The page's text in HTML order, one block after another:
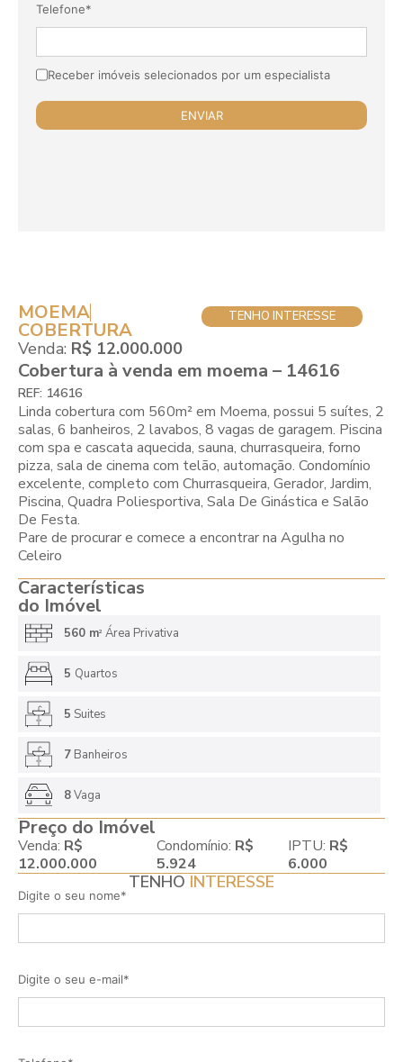
Telefone*
Receber imóveis selecionados por um especialista
MOEMA
COBERTURA
Venda: R$ 12.000.000
TENHO INTERESSE
Cobertura à venda em moema – 14616
REF: 14616
Linda cobertura com 560m² em Moema, possui 5 suítes, 2
salas, 6 banheiros, 2 lavabos, 8 vagas de garagem. Piscina
com spa e cascata aquecida, sauna, churrasqueira, forno
pizza, sala de cinema com telão, automação. Condomínio
excelente, completo com Churrasqueira, Gerador, Jardim,
Piscina, Quadra Poliesportiva, Sala De Ginástica e Salão
De Festa.
Pare de procurar e comece a encontrar na Agulha no
Celeiro
Características
do Imóvel
560 m2 Área Privativa
5 Quartos
5 Suites
7Banheiros
8Vaga
Preço do Imóvel
Venda: R$
12.000.000
Condomínio: R$
5.924
IPTU: R$
6.000
TENHO INTERESSE
Digite o seu nome*
Digite o seu e-mail*